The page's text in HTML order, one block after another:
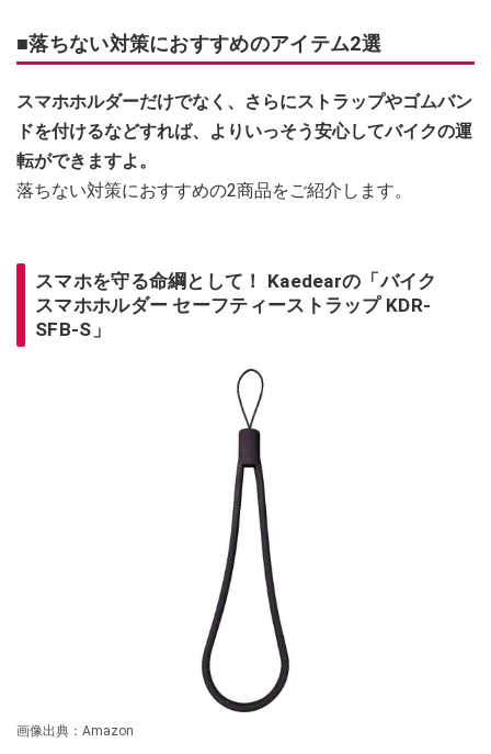
■落ちない対策におすすめのアイテム2選
スマホホルダーだけでなく、さらにストラップやゴムバン
ドを付けるなどすれば、よりいっそう安心してバイクの運
転ができますよ。
落ちない対策におすすめの2商品をご紹介します。
スマホを守る命綱として！ Kaedearの「バイク
スマホホルダー セーフティーストラップ KDR-
SFB-S」
画像出典：Amazon